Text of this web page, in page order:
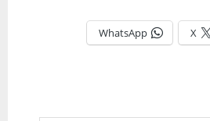
X
WhatsApp